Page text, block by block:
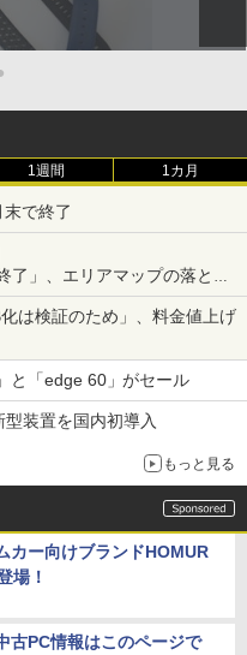
1週間 1カ月
で終了
」、エリアマップの落とし
は検証のため」、料金値上げ
と「edge 60」がセール
装置を国内初導入
もっと見る
カー向けブランドHOMUR
場！
古PC情報はこのページで